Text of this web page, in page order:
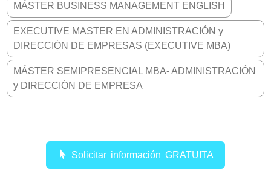
MÁSTER BUSINESS MANAGEMENT ENGLISH
EXECUTIVE MASTER EN ADMINISTRACIÓN y
DIRECCIÓN DE EMPRESAS (EXECUTIVE MBA)
MÁSTER SEMIPRESENCIAL MBA- ADMINISTRACIÓN
y DIRECCIÓN DE EMPRESA
Solicitar información GRATUITA